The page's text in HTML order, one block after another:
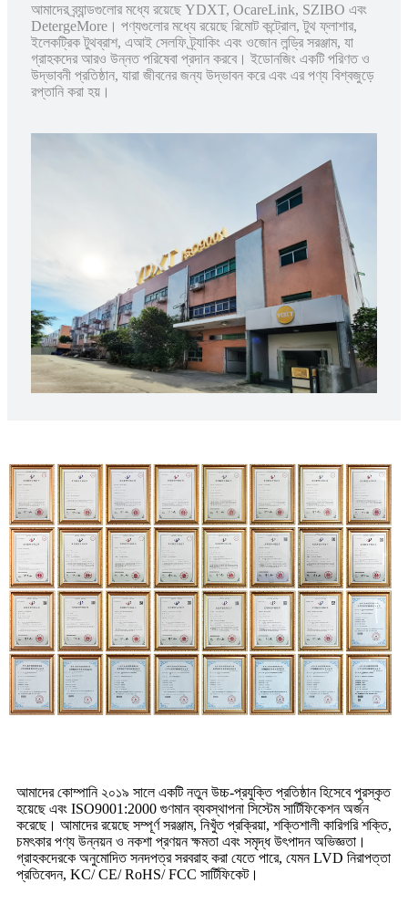
আমাদের ব্র্যান্ডগুলোর মধ্যে রয়েছে YDXT, OcareLink, SZIBO এবং
DetergeMore। পণ্যগুলোর মধ্যে রয়েছে রিমোট কন্ট্রোল, টুথ ফ্লাশার,
ইলেকট্রিক টুথব্রাশ, এআই সেলফি ট্র্যাকিং এবং ওজোন লন্ড্রি সরঞ্জাম, যা
গ্রাহকদের আরও উন্নত পরিষেবা প্রদান করবে। ইডোনজিং একটি পরিণত ও
উদ্ভাবনী প্রতিষ্ঠান, যারা জীবনের জন্য উদ্ভাবন করে এবং এর পণ্য বিশ্বজুড়ে
রপ্তানি করা হয়।
আমাদের কোম্পানি ২০১৯ সালে একটি নতুন উচ্চ-প্রযুক্তি প্রতিষ্ঠান হিসেবে পুরস্কৃত
হয়েছে এবং ISO9001:2000 গুণমান ব্যবস্থাপনা সিস্টেম সার্টিফিকেশন অর্জন
করেছে। আমাদের রয়েছে সম্পূর্ণ সরঞ্জাম, নিখুঁত প্রক্রিয়া, শক্তিশালী কারিগরি শক্তি,
চমৎকার পণ্য উন্নয়ন ও নকশা প্রণয়ন ক্ষমতা এবং সমৃদ্ধ উৎপাদন অভিজ্ঞতা।
গ্রাহকদেরকে অনুমোদিত সনদপত্র সরবরাহ করা যেতে পারে, যেমন LVD নিরাপত্তা
প্রতিবেদন, KC/ CE/ RoHS/ FCC সার্টিফিকেট।